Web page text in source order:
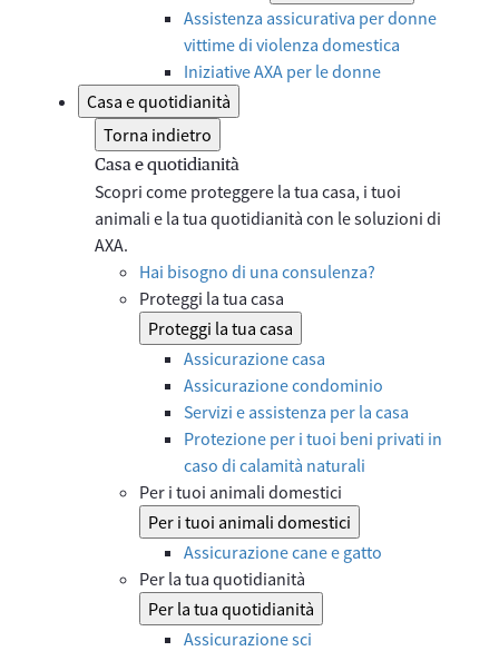
Assistenza assicurativa per donne
vittime di violenza domestica
Iniziative AXA per le donne
Casa e quotidianità
Torna indietro
Casa e quotidianità
Scopri come proteggere la tua casa, i tuoi
animali e la tua quotidianità con le soluzioni di
AXA.
Hai bisogno di una consulenza?
Proteggi la tua casa
Proteggi la tua casa
Assicurazione casa
Assicurazione condominio
Servizi e assistenza per la casa
Protezione per i tuoi beni privati in
caso di calamità naturali
Per i tuoi animali domestici
Per i tuoi animali domestici
Assicurazione cane e gatto
Per la tua quotidianità
Per la tua quotidianità
Assicurazione sci